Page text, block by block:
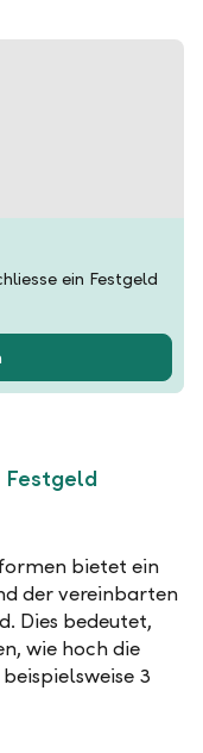
ein Festgeld
bietet ein
der vereinbarten
Dies bedeutet,
wie hoch die
3